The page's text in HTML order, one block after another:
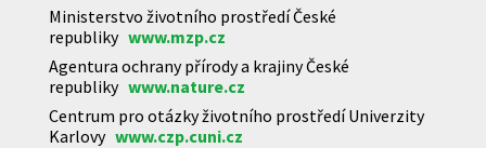
Ministerstvo životního prostředí České
republiky www.mzp.cz
Agentura ochrany přírody a krajiny České
republiky www.nature.cz
Centrum pro otázky životního prostředí Univerzity
Karlovy www.czp.cuni.cz